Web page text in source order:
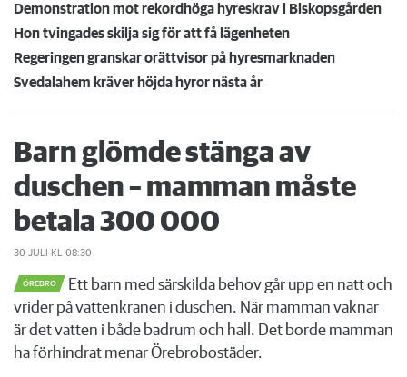
Demonstration mot rekordhöga hyreskrav i Biskopsgården
Hon tvingades skilja sig för att få lägenheten
Regeringen granskar orättvisor på hyresmarknaden
Svedalahem kräver höjda hyror nästa år
Barn glömde stänga av
duschen – mamman måste
betala 300 000
30 JULI KL 08:30
ÖREBRO
Ett barn med särskilda behov går upp en natt och
vrider på vattenkranen i duschen. När mamman vaknar
är det vatten i både badrum och hall. Det borde mamman
ha förhindrat menar Örebrobostäder.